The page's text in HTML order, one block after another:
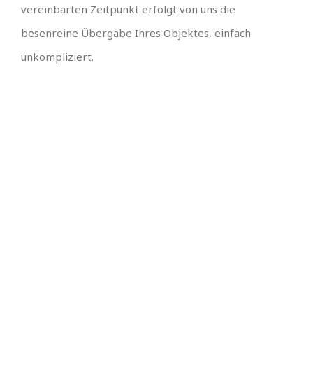
vereinbarten Zeitpunkt erfolgt von uns die
besenreine Übergabe Ihres Objektes, einfach
unkompliziert.